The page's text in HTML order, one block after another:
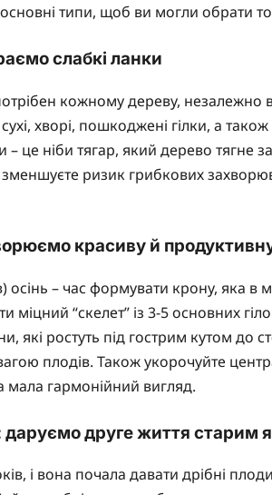
типи, щоб ви могли обрати
слабкі ланки
кожному дереву, незалежно
хворі, пошкоджені гілки, а
– це ніби тягар, який дерево тягне
ризик грибкових
красиву й
– час формувати крону, яка в
міцний “скелет” із 3-5 основних
які ростуть під гострим кутом до
плодів. Також укорочуйте
мала гармонійний вигляд.
друге життя старим
і вона почала давати дрібні